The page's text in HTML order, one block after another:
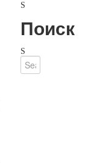
Поиск